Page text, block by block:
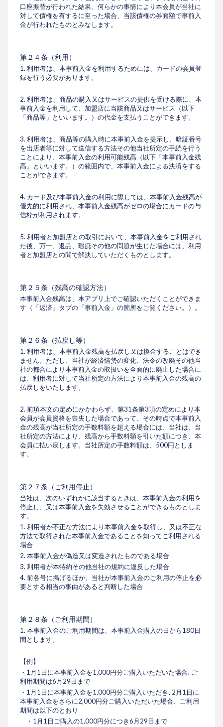
口座振替が行われた結果、何らかの事情により本会員が当社に
対して債権を有するに至った場合、当該債権の券面額で事前入
金が行われたものとみなします。
第２４条（利用）
1. 利用者は、本事前入金を利用するためには、カードの会員登
録を行う必要があります。
2. 利用者は、商品の購入又はサービスの提供を受ける際に、本
事前入金を利用して、加盟店に当該商品又はサービス（以下
「商品等」といいます。）の代金を支払うことができます。
3. 利用者は、商品等の購入時に本事前入金を提示し、暗証番号
を出店者等に対して送信する方法その他当社所定の手続を行う
ことにより、本事前入金の利用可能残高（以下「本事前入金残
高」といいます。）の範囲内で、本事前入金による決済をする
ことができます。
4. カード及び本事前入金の利用に際しては、本事前入金残高が
優先的に利用され、本事前入金残高がゼロの場合にカードの与
信枠が利用されます。
5. 利用者と加盟店との取引において、本事前入金をご利用され
た後、万一、返品、瑕疵その他の問題が生じた場合には、利用
者と加盟店との間で解決していただくものとします。
第２５条（残高の確認方法）
本事前入金残高は、本アプリ上でご確認いただくことができま
す（「返済」タブの「事前入金」の箇所をご覧ください。）。
第２６条（払戻し等）
1. 利用者は、本事前入金残高を払戻し又は換金することはでき
ません。ただし、当社が経済情勢の変化、法令の改廃その他当
社の都合により本事前入金の取扱いを全面的に廃止した場合に
は、利用者に対して当社所定の方法により本事前入金の残高の
払戻しをいたします。
2. 前項本文の定めにかかわらず、第31条第3項の定めにより本
会員が会員資格を喪失した場合であって、その時点で本事前入
金の残高が当社所定の手数料額を超える場合には、当社は、当
社所定の方法により、残高から手数料額を引いた額につき、本
会員に払い戻します。当社所定の手数料額は、500円としま
す。
第２７条（ご利用停止）
当社は、次のいずれかに該当するときは、本事前入金の利用を
停止し、又は本事前入金を失効させることができるものとしま
す。
1. 利用者が不正な方法により本事前入金を取得し、又は不正な
方法で取得された本事前入金であることを知ってご利用される
場合
2. 本事前入金が偽造又は変造されたものである場合
3. 利用者が本特約その他当社の規約に違反した場合
4. 前各号に掲げるほか、当社が本事前入金のご利用の停止を必
要とする相当の事由があると判断した場合
第２８条（ご利用期間）
1. 本事前入金のご利⽤期間は、本事前入金購入の日から180日
間とします。
【例】
・1月1日に本事前入金を1,000円分ご購入いただいた場合､ご
利用期間は6月29日まで
・1月1日に本事前入金を1,000円分ご購入いただき､2月1日に
本事前入金をさらに2,000円分ご購入いただいた場合、ご利用
期間は以下のとおり
・1月1日ご購入の1,000円分につき6月29日まで